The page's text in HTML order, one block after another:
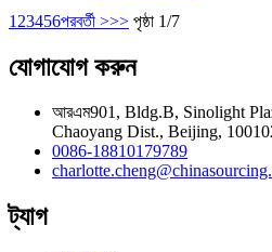
1 23456পরবর্তী >>> পৃষ্ঠা 1/7
যোগাযোগ করুন
আরএম901, Bldg.B, Sinolight
Chaoyang Dist., Beijing,
0086-18810179789
ট্যাগ